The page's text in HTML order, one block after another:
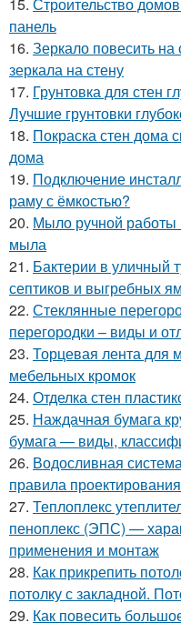
панель
16. Зеркало повесить
зеркала на стену
17. Грунтовка для стен
Лучшие грунтовки
18. Покраска стен дома
дома
19. Подключение
раму с ёмкостью?
20. Мыло ручной
мыла
21. Бактерии в уличный
септиков и выгребных
22. Стеклянные
перегородки – виды и
23. Торцевая лента для
мебельных кромок
24. Отделка стен
25. Наждачная бумага
бумага — виды,
26. Водосливная
правила проектирования
27. Теплоплекс
пеноплекс (ЭПС) —
применения и монтаж
28. Как прикрепить
потолку с закладной.
29. Как повесить